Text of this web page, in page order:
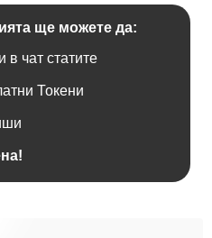
ще можете да:
в чат статите
Токени